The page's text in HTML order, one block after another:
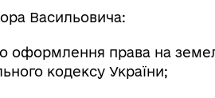
Васильовича:
оформлення права на
кодексу України;